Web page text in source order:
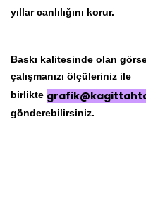
yıllar canlılığını korur.
Baskı kalitesinde olan
çalışmanızı ölçüleriniz ile
birlikte
gönderebilirsiniz.